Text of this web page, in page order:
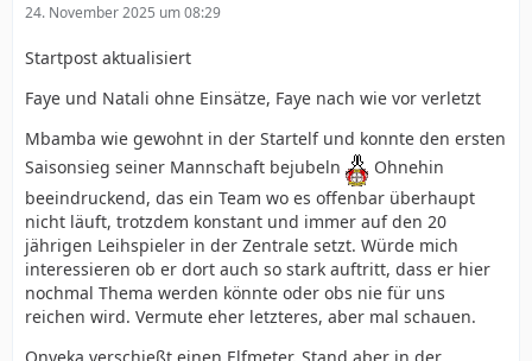
24. November 2025 um 08:29
Startpost aktualisiert
Faye und Natali ohne Einsätze, Faye nach wie vor verletzt
Mbamba wie gewohnt in der Startelf und konnte den ersten
Saisonsieg seiner Mannschaft bejubeln
Ohnehin
beeindruckend, das ein Team wo es offenbar überhaupt
nicht läuft, trotzdem konstant und immer auf den 20
jährigen Leihspieler in der Zentrale setzt. Würde mich
interessieren ob er dort auch so stark auftritt, dass er hier
nochmal Thema werden könnte oder obs nie für uns
reichen wird. Vermute eher letzteres, aber mal schauen.